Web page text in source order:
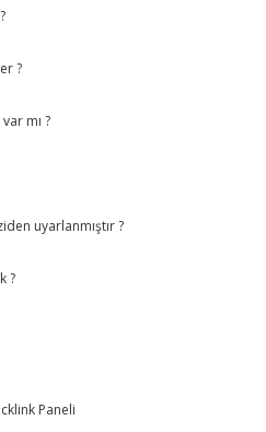
?
mı ?
uyarlanmıştır ?
?